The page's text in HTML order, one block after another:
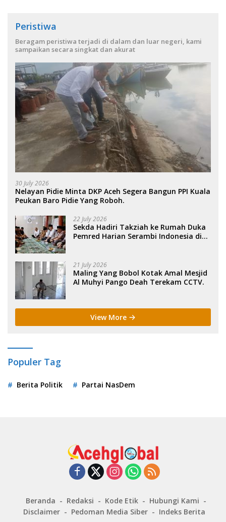
Peristiwa
Beragam peristiwa terjadi di dalam dan luar negeri, kami
sampaikan secara singkat dan akurat
30 July 2026
Nelayan Pidie Minta DKP Aceh Segera Bangun PPI Kuala
Peukan Baro Pidie Yang Roboh.
22 July 2026
Sekda Hadiri Takziah ke Rumah Duka
Pemred Harian Serambi Indonesia di
21 July 2026
Maling Yang Bobol Kotak Amal Mesjid
Al Muhyi Pango Deah Terekam CCTV.
View More
Populer Tag
Berita Politik Partai NasDem
Beranda Redaksi Kode Etik
Hubungi Kami
Disclaimer
Pedoman Media Siber
Indeks Berita